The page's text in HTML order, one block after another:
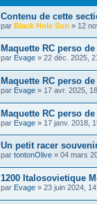
Contenu de cette
par Black Hole Sun » 12
Maquette RC perso
par Evage » 22 déc. 2025,
Maquette RC perso
par Evage » 17 avr. 2025,
Maquette RC perso
par Evage » 17 janv. 2018,
Un petit racer
par tontonOlive » 04 mars
1200 Italosovietique
par Evage » 23 juin 2024,